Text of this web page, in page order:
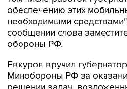
обеспечению этих
необходимыми
сообщении слова
обороны РФ.
Евкуров вручил
Минобороны РФ за